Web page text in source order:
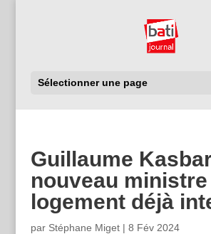
Sélectionner une page
Guillaume
nouveau
logement déjà
par Stéphane Miget| 8 Fév 2024